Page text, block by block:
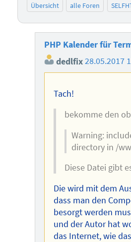
Übersicht alle Foren
PHP Kalender für
dedlfix28.05.2017
Tach!
bekomme den
Warning:
directory in /
Diese Datei gibt
Die wird mit dem
dass man den
besorgt werden
und der Autor hat
das Internet, wie